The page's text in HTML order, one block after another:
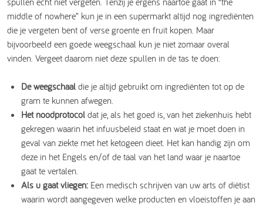
middle of nowhere” kun je in een supermarkt altijd nog ingrediënten
die je vergeten bent of verse groente en fruit kopen. Maar
bijvoorbeeld een goede weegschaal kun je niet zomaar overal
vinden. Vergeet daarom niet deze spullen in de tas te doen:
De weegschaal die je altijd gebruikt om ingrediënten tot op de
gram te kunnen afwegen.
Het noodprotocol dat je, als het goed is, van het ziekenhuis hebt
gekregen waarin het infuusbeleid staat en wat je moet doen in
geval van ziekte met het ketogeen dieet. Het kan handig zijn om
deze in het Engels en/of de taal van het land waar je naartoe
gaat te vertalen.
Als u gaat vliegen: Een medisch schrijven van uw arts of diëtist
waarin wordt aangegeven welke producten en vloeistoffen je aan